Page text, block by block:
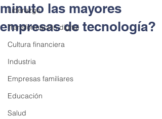
Liderazgo
Transformación digital
Cultura financiera
Industria
Empresas familiares
Educación
Salud
minuto las mayores
empresas de tecnología?